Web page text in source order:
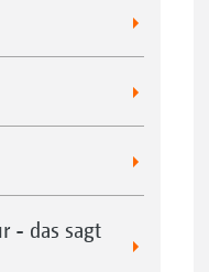
- das sagt